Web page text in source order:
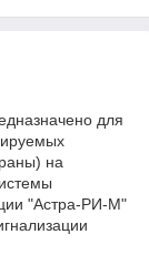
для
на
"Астра-РИ-М"